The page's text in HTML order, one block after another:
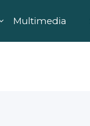
Multimedia